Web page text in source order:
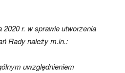
r. w sprawie utworzenia
Rady należy m.in.:
uwzględnieniem